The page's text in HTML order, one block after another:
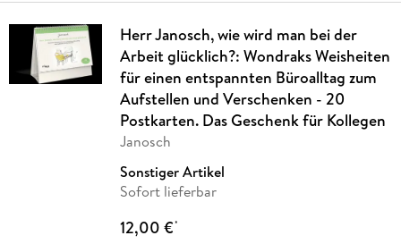
Herr Janosch, wie wird man bei der
Arbeit glücklich?: Wondraks Weisheiten
für einen entspannten Büroalltag zum
Aufstellen und Verschenken - 20
Postkarten. Das Geschenk für Kollegen
Janosch
Sonstiger Artikel
Sofort lieferbar
12,00 €*